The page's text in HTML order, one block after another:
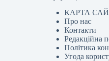
КАРТА
Про нас
Контакти
Редакційна
Політика
Угода